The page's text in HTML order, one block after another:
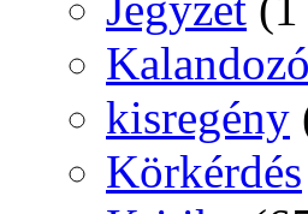
kisregény
Körkérdés